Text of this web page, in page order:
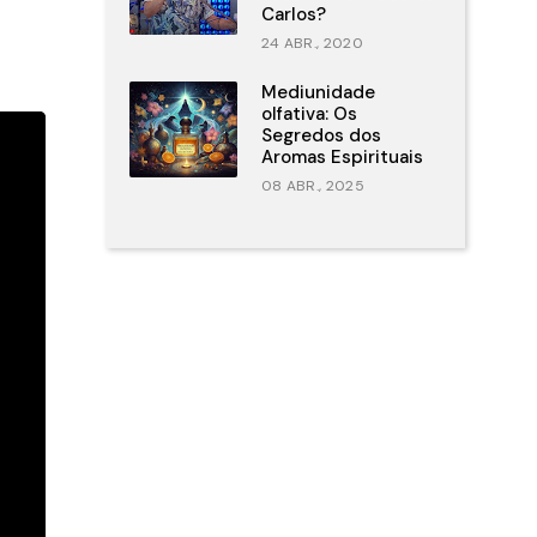
Carlos?
24 ABR., 2020
Mediunidade
olfativa: Os
Segredos dos
Aromas Espirituais
08 ABR., 2025